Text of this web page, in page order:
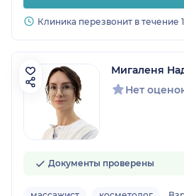
Клиника перезвонит в течение
Мигаленя
Нет
Документы проверены